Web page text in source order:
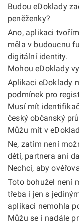
Budou eDoklady
peněženky?
Ano, aplikaci
měla v budoucnu
digitální identity.
Mohou eDoklady
Aplikaci eDoklady
podmínek pro
Musí mít
český občanský
Můžu mít v
Ne, zatím není
dětí, partnera ani
Nechci, aby
Toto bohužel není
třeba i jen s
aplikaci nemohla
Můžu se i nadále